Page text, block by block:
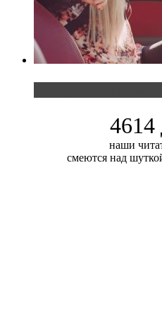
4614
наши
смеются над